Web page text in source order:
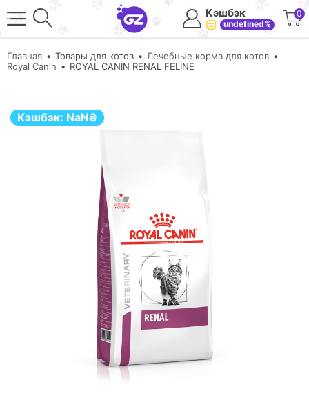
Кэшбэк
undefined%
0
Главная Товары для котов
Лечебные корма для котов
Royal Canin
ROYAL CANIN RENAL FELINE
Кэшбэк: NaN₴